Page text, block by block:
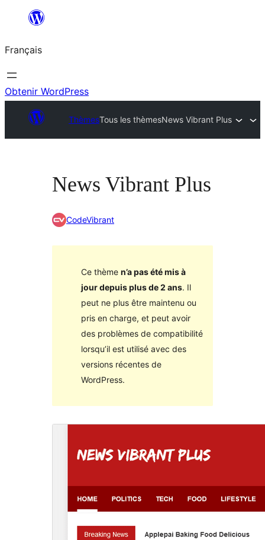
contenu
Français
Obtenir WordPress
ThèmesTous les thèmesNews Vibrant Plus
News Vibrant Plus
CodeVibrant
Ce thème n’a pas été mis à
jour depuis plus de 2 ans. Il
peut ne plus être maintenu ou
pris en charge, et peut avoir
des problèmes de compatibilité
lorsqu’il est utilisé avec des
versions récentes de
WordPress.